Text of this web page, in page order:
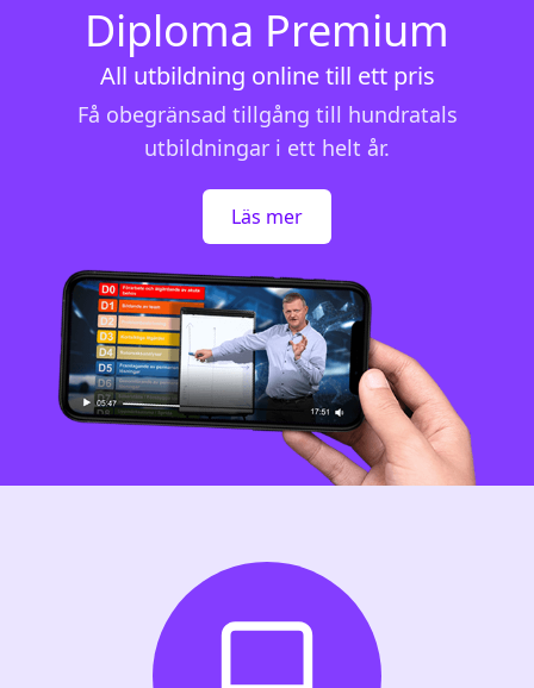
Diploma Premium
All utbildning online till ett pris
Få obegränsad tillgång till hundratals
utbildningar i ett helt år.
Läs mer